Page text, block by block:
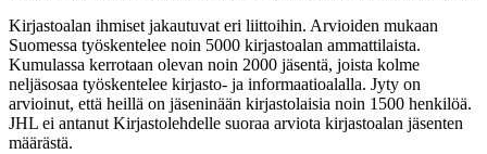
Kirjastoalan ihmiset jakautuvat eri liittoihin. Arvioiden mukaan
Suomessa työskentelee noin 5000 kirjastoalan ammattilaista.
Kumulassa kerrotaan olevan noin 2000 jäsentä, joista kolme
neljäsosaa työskentelee kirjasto- ja informaatioalalla. Jyty on
arvioinut, että heillä on jäseninään kirjastolaisia noin 1500 henkilöä.
JHL ei antanut Kirjastolehdelle suoraa arviota kirjastoalan jäsenten
määrästä.